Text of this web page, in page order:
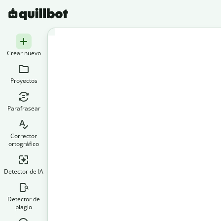
Crear nuevo
Proyectos
Parafrasear
Corrector
ortográfico
Detector de IA
Detector de
plagio